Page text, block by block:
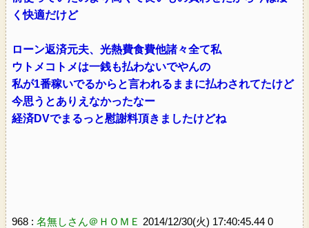
く快適だけど
ローン返済元夫、光熱費食費他諸々全て私
ウトメコトメは一銭も払わないでやんの
私が1番稼いでるからと言われるままに払わされてたけど
今思うとありえなかったなー
経済DVでまるっと慰謝料頂きましたけどね
968 : 名無しさん＠ＨＯＭＥ 2014/12/30(火) 17:40:45.44 0